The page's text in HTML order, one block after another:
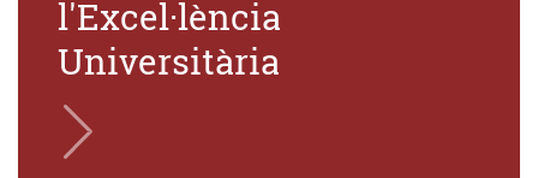
l'Excel·lència
Universitària